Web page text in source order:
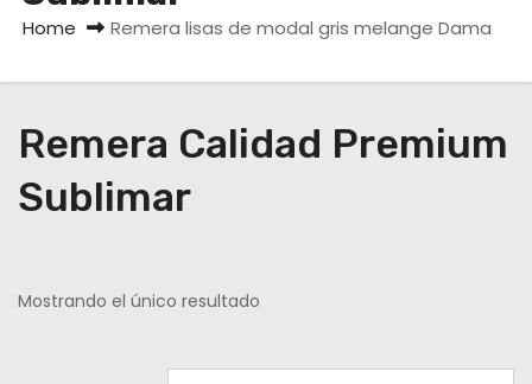
Home Remera lisas de modal gris melange Dama
Remera Calidad Premium
Sublimar
Mostrando el único resultado